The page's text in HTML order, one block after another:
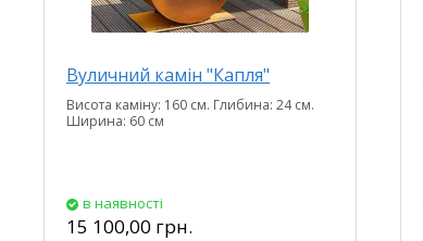
Вуличний камін "Капля"
Висота каміну: 160 см. Глибина: 24 см.
Ширина: 60 см
в наявності
15 100,00 грн.